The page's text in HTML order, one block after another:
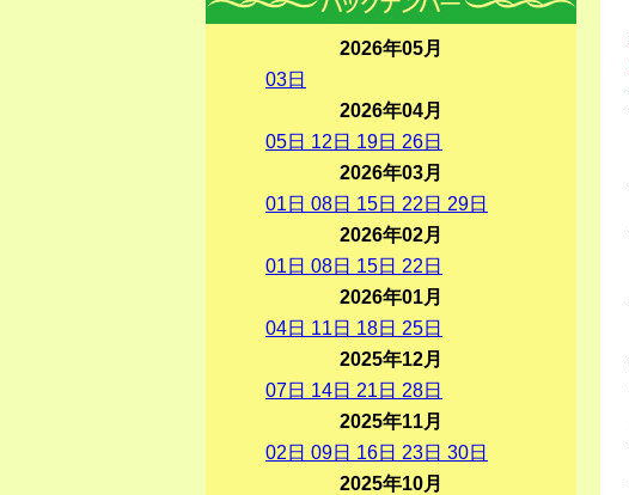
2026年05月
03日
2026年04月
05日 12 日 19日 26日
2026年03月
01 日 08日 15日 22 日 29日
2026年02月
01 日 08日 15日 22 日
2026年01月
04日 11 日 18日 25日
2025年12月
07日 14日 21 日 28日
2025年11月
02 日 09日 16日 23日 30日
2025年10月